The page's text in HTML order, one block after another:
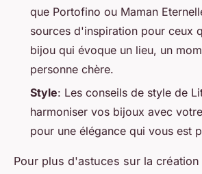
que Portofino ou Maman
sources d'inspiration pour ceux
bijou qui évoque un lieu, un
personne chère.
Style: Les conseils de style de
harmoniser vos bijoux avec
pour une élégance qui vous est
Pour plus d'astuces sur la